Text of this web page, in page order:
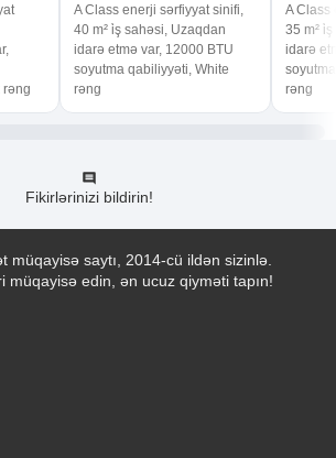
rəng
A Class enerji sərfiyyat sinifi,
40 m² i̇ş sahəsi, Uzaqdan
idarə etmə var, 12000 BTU
soyutma qabiliyyəti, White
rəng
A Class
35 m²
idarə
rəng
Fikirlərinizi bildirin!
müqayisə saytı, 2014-cü ildən sizinlə.
müqayisə edin, ən ucuz qiyməti tapın!